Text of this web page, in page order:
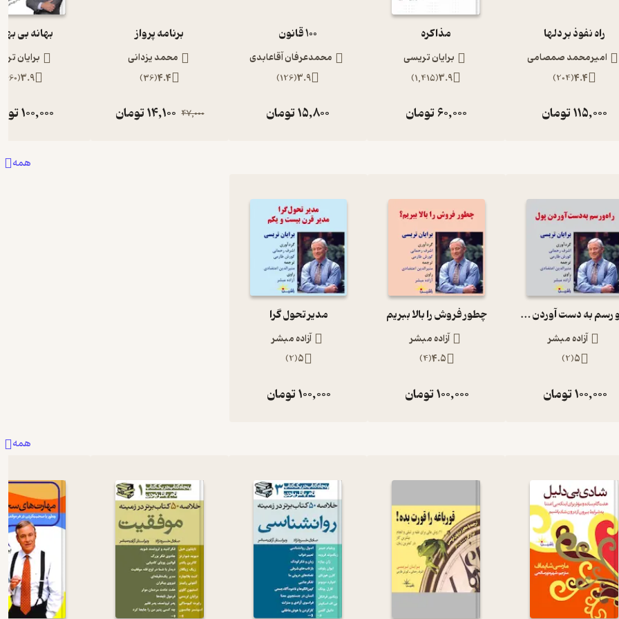
را از طریق تمرین و تکرار مداوم یاد بگیرید و آن‌قدر این تمرین را
شما تبدیل شود. وقتی این رفتار تبدیل به عادت شود، به آسانی و به
از نظر ذهنی و عاطفی طوری طرح ریزی شده است که موفقیت در تمام
احساس پیروزی ایجاد می‌کند.
شور و شوق و اعتمادبه‌نفس در خود احساس می‌کنید. هرچقدر این کار
و قدرت بیشتری احساس می‌کنید.
انسان یک احساس سرمستی طبیعی می‌دهد. بالا رفتن میزان این
در خودتان یک «اعتیاد مثبت» نسبت به این اندورفین‌ها و
این اعتیاد را در خود ایجاد کردید، آن‌وقت بدون اینکه حتی درباره آن
و پروژه‌های بزرگ‌تری را آغاز کنید و به انجام برسانید. شما در واقع به
از خود این است که بتوانید عادت شروع کردن و تمام کردن کارهای
می‌شود که به پایان رساندن کارهای مهم را آسان‌تر از رها کردن
راه نفوذ بر دلها
امیرمحمد صمصامی
4.4
(
204
)
115,000تومان
مذاکره
برایان تریسی
3.9
(
1,415
)
60,000تومان
100 قانون
محمدعرفان آقاعابدی
3.9
(
126
)
15,800تومان
برنامه پرواز
محمد یزدانی
4.4
(
36
)
47,000
14,100تومان
بهانه بی
برایان
3.9
(
660
100,000
همه
راه و رسم به دست آوردن پول
آزاده مبشر
5
(
2
)
100,000تومان
چطور فروش را بالا ببریم
آزاده مبشر
4.5
(
4
)
100,000تومان
مدیر تحول گرا
آزاده مبشر
5
(
2
)
100,000تومان
همه